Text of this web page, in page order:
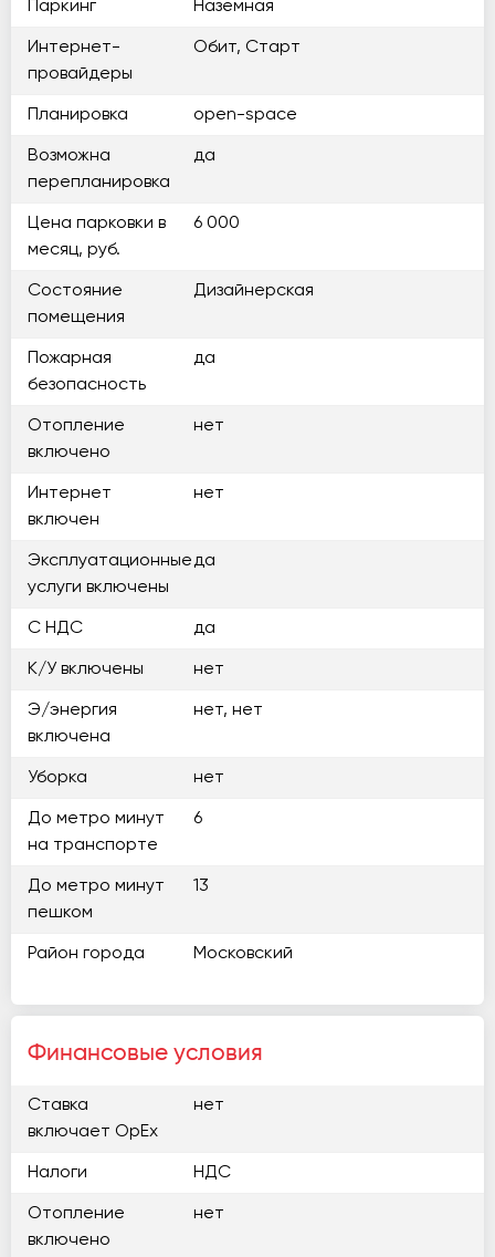
Паркинг Наземная
Интернет-
провайдеры
Обит, Старт
Планировка open-space
Возможна
перепланировка
да
Цена парковки в
месяц, руб.
6 000
Состояние
помещения
Дизайнерская
Пожарная
безопасность
да
Отопление
включено
нет
Интернет
включен
нет
Эксплуатационные
услуги включены
да
С НДС да
К/У включены нет
Э/энергия
включена
нет, нет
Уборка нет
До метро минут
на транспорте
6
До метро минут
пешком
13
Район города Московский
Финансовые условия
Ставка
включает OpEx
нет
Налоги НДС
Отопление
включено
нет